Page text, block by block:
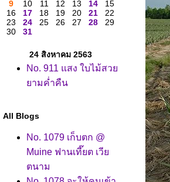
9
10 11 12 13 14
15
16
17 18 19 20 21
22
23
24 25 26 27 28
29
30
31
24 สิงหาคม 2563
No. 911 แสง ใบไม้สว
ามค่ำคืน
All Blogs
No. 1079 เก็บตก @
Muine ฟานเที๊ยต เวี
ตนาม